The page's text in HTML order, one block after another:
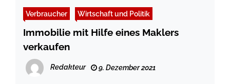
Verbraucher Wirtschaft und Politik
Immobilie mit Hilfe eines Maklers
verkaufen
Redakteur 9. Dezember 2021